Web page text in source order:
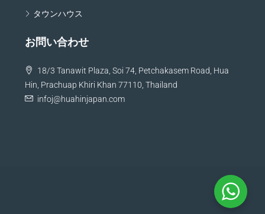
タウンハウス
お問い合わせ
18/3 Tanawit Plaza, Soi 74, Petchakasem Road, Hua
Hin, Prachuap Khiri Khan 77110, Thailand
infoj@huahinjapan.com